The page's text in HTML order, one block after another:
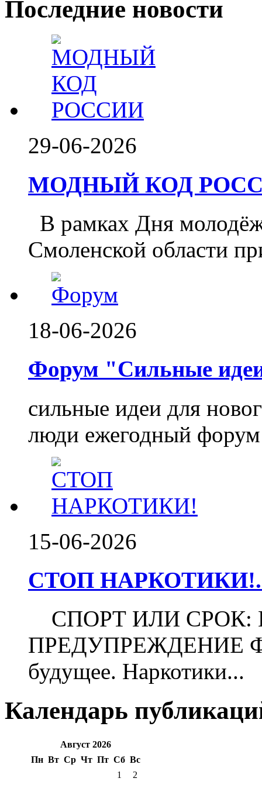
Последние новости
29-06-2026
МОДНЫЙ КОД
В рамках Дня
Смоленской области
18-06-2026
Форум "Сильные
сильные идеи для
люди ежегодный
15-06-2026
СТОП
СПОРТ ИЛИ СРОК:
ПРЕДУПРЕЖДЕНИЕ
будущее. Наркотики...
Календарь
Август 2026
Пн Вт Ср Чт Пт Сб Вс
1
2